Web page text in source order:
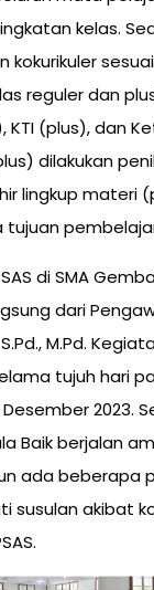
kelas.
kokurikuler
reguler dan
KTI (plus), dan
dilakukan
lingkup materi
di SMA
dari
M.Pd.
tujuh hari
2023.
Baik berjalan
ada beberapa
susulan akibat